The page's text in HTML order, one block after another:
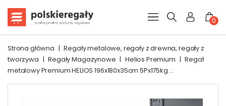
0
Strona główna | Regały metalowe, regały z drewna, regały z
tworzywa | Regały Magazynowe | Helios Premium | Regał
metalowy Premium HELIOS 196x180x35cm 5Px175kg .:.